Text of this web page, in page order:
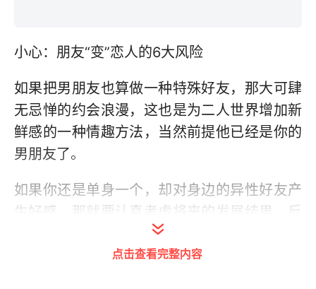
小心：朋友“变”恋人的6大风险
如果把男朋友也算做一种特殊好友，那大可肆
无忌惮的约会浪漫，这也是为二人世界增加新
鲜感的一种情趣方法，当然前提他已经是你的
男朋友了。
如果你还是单身一个，却对身边的异性好友产
生好感，那就要认真考虑将来的发展结果。反
正凡事有利必有弊，以下这些隐患你可得都得
做好心理准备。点击查看完整内容